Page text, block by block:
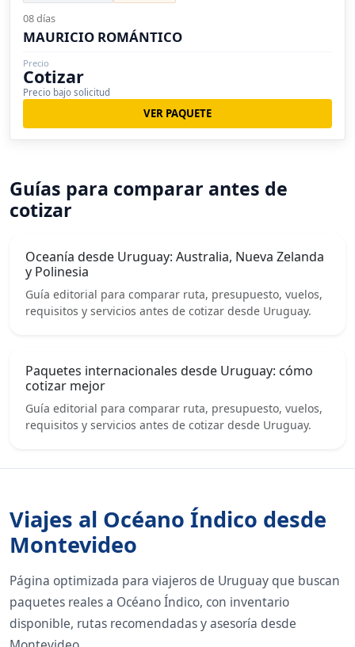
08 días
MAURICIO ROMÁNTICO
Precio
Cotizar
Precio bajo solicitud
VER PAQUETE
Guías para comparar antes de
cotizar
Oceanía desde Uruguay: Australia, Nueva Zelanda
y Polinesia
Guía editorial para comparar ruta, presupuesto, vuelos,
requisitos y servicios antes de cotizar desde Uruguay.
Paquetes internacionales desde Uruguay: cómo
cotizar mejor
Guía editorial para comparar ruta, presupuesto, vuelos,
requisitos y servicios antes de cotizar desde Uruguay.
Viajes al Océano Índico desde
Montevideo
Página optimizada para viajeros de Uruguay que buscan
paquetes reales a Océano Índico, con inventario
disponible, rutas recomendadas y asesoría desde